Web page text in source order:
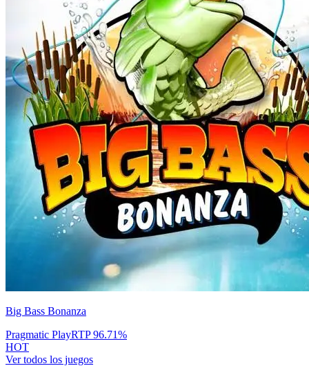
Big Bass Bonanza
Pragmatic PlayRTP96.71%
HOT
Ver todos los juegos